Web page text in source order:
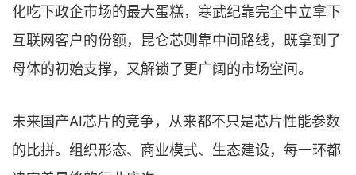
化吃下政企市场的最大蛋糕，寒武纪靠完全中立拿下
互联网客户的份额，昆仑芯则靠中间路线，既拿到了
母体的初始支撑，又解锁了更广阔的市场空间。
未来国产AI芯片的竞争，从来都不只是芯片性能参数
的比拼。组织形态、商业模式、生态建设，每一环都